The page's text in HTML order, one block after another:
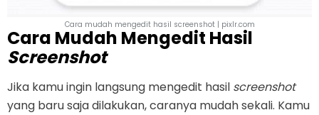
Cara mudah mengedit hasil screenshot | pixlr.com
Cara Mudah Mengedit Hasil
Screenshot
Jika kamu ingin langsung mengedit hasil screenshot
yang baru saja dilakukan, caranya mudah sekali. Kamu